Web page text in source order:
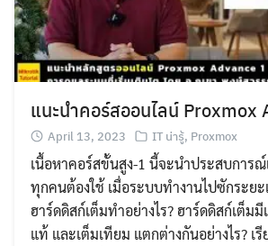
แนะนำคอร์สออนไลน์ Proxmox
April 13, 2023 IT น่ารู้, Proxmox
เนื้อหาคอร์สขั้นสูง-1 นี้จะนำประสบการณ์
ทุกคนต้องใช้ เมื่อระบบทำงานไปซักระยะ
ฮาร์ดดิสก์เต็มทำอย่างไร? ฮาร์ดดิสก์เต็ม
แท้ และเต็มเทียม แตกต่างกันอย่างไร? เ